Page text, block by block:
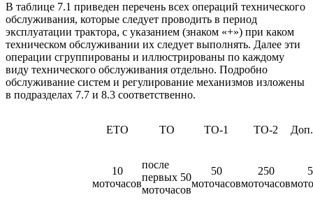
В таблице 7.1 приведен перечень всех операций технического
обслуживания, которые следует проводить в период
эксплуатации трактора, с указанием (знаком «+») при каком
техническом обслуживании их следует выполнять. Далее эти
операции сгруппированы и иллюстрированы по каждому
виду технического обслуживания отдельно. Подробно
обслуживание систем и регулирование механизмов изложены
в подразделах 7.7 и 8.3 соответственно.
ЕТО ТО ТО-1 ТО-2
10
моточасов
после
первых 50
моточасов
50
моточасов
250
моточасов